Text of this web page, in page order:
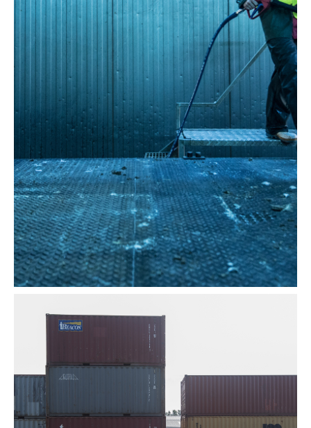
Solutions de transport de déchets